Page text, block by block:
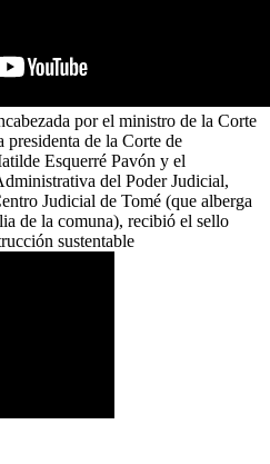
por el ministro de la Corte
presidenta de la Corte de
Esquerré Pavón y el
del Poder Judicial,
Judicial de Tomé (que alberga
de la comuna), recibió el sello
sustentable